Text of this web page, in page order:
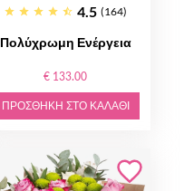
4.5 (164)
Πολύχρωμη Ενέργεια
€ 133.00
ΠΡΟΣΘΉΚΗ ΣΤΟ ΚΑΛΆΘΙ